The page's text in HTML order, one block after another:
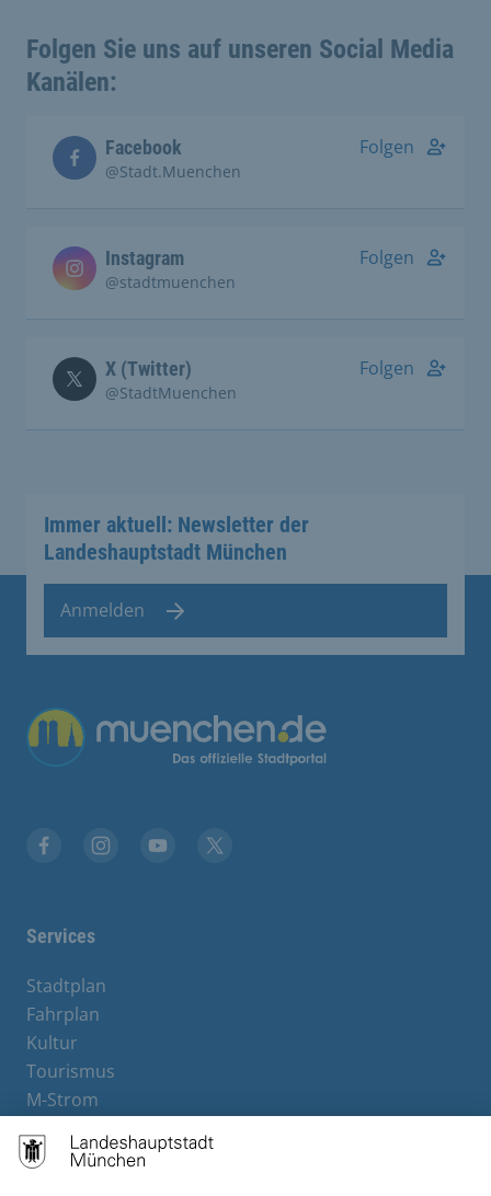
Folgen Sie uns auf unseren Social Media
Kanälen:
Facebook
@Stadt.Muenchen
Folgen
Instagram
@stadtmuenchen
Folgen
X (Twitter)
@StadtMuenchen
Folgen
Immer aktuell: Newsletter der
Landeshauptstadt München
Anmelden
Übergreifende Links
Services
Stadtplan
Fahrplan
Kultur
Tourismus
M-Strom
Hotels